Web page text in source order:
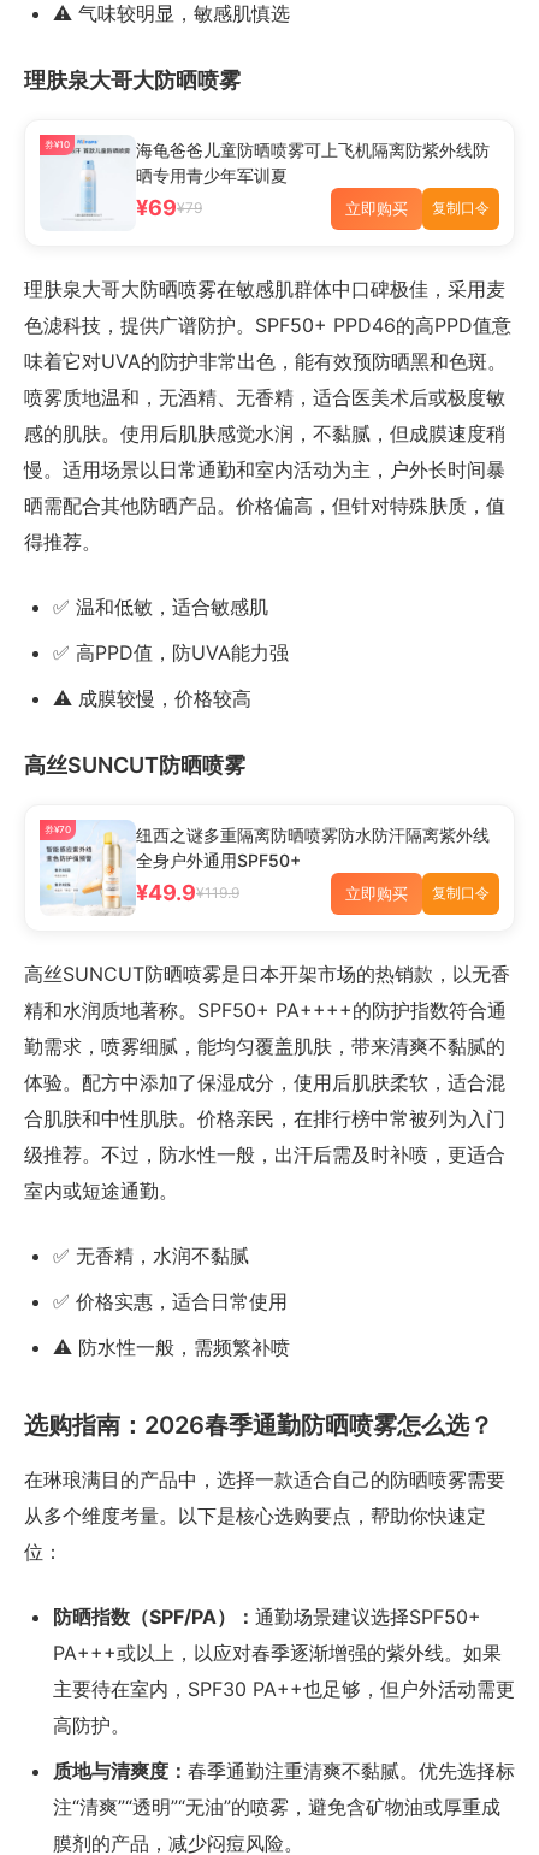
⚠️ 气味较明显，敏感肌慎选
理肤泉大哥大防晒喷雾
券¥10
海龟爸爸儿童防晒喷雾可上飞机隔离防紫外线防
晒专用青少年军训夏
¥69¥79 立即购买 复制口令
理肤泉大哥大防晒喷雾在敏感肌群体中口碑极佳，采用麦
色滤科技，提供广谱防护。SPF50+ PPD46的高PPD值意
味着它对UVA的防护非常出色，能有效预防晒黑和色斑。
喷雾质地温和，无酒精、无香精，适合医美术后或极度敏
感的肌肤。使用后肌肤感觉水润，不黏腻，但成膜速度稍
慢。适用场景以日常通勤和室内活动为主，户外长时间暴
晒需配合其他防晒产品。价格偏高，但针对特殊肤质，值
得推荐。
✅ 温和低敏，适合敏感肌
✅ 高PPD值，防UVA能力强
⚠️ 成膜较慢，价格较高
高丝SUNCUT防晒喷雾
券¥70
纽西之谜多重隔离防晒喷雾防水防汗隔离紫外线
全身户外通用SPF50+
¥49.9¥119.9 立即购买 复制口令
高丝SUNCUT防晒喷雾是日本开架市场的热销款，以无香
精和水润质地著称。SPF50+ PA++++的防护指数符合通
勤需求，喷雾细腻，能均匀覆盖肌肤，带来清爽不黏腻的
体验。配方中添加了保湿成分，使用后肌肤柔软，适合混
合肌肤和中性肌肤。价格亲民，在排行榜中常被列为入门
级推荐。不过，防水性一般，出汗后需及时补喷，更适合
室内或短途通勤。
✅ 无香精，水润不黏腻
✅ 价格实惠，适合日常使用
⚠️ 防水性一般，需频繁补喷
选购指南：2026春季通勤防晒喷雾怎么选？
在琳琅满目的产品中，选择一款适合自己的防晒喷雾需要
从多个维度考量。以下是核心选购要点，帮助你快速定
位：
防晒指数（SPF/PA）： 通勤场景建议选择SPF50+
PA+++或以上，以应对春季逐渐增强的紫外线。如果
主要待在室内，SPF30 PA++也足够，但户外活动需更
高防护。
质地与清爽度： 春季通勤注重清爽不黏腻。优先选择标
注“清爽”“透明”“无油”的喷雾，避免含矿物油或厚重成
膜剂的产品，减少闷痘风险。